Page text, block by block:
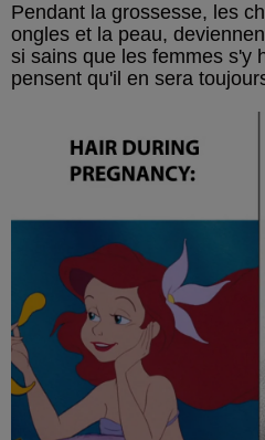
Pendant la grossesse, les
ongles et la peau,
si sains que les femmes s'y
pensent qu'il en sera